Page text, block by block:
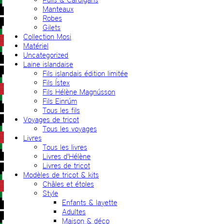
Manteaux
Robes
Gilets
Collection Mosi
Matériel
Uncategorized
Laine islandaise
Fils islandais édition limitée
Fils Ístex
Fils Hélène Magnússon
Fils Einrúm
Tous les fils
Voyages de tricot
Tous les voyages
Livres
Tous les livres
Livres d'Hélène
Livres de tricot
Modèles de tricot & kits
Châles et étoles
Style
Enfants & layette
Adultes
Maison & déco